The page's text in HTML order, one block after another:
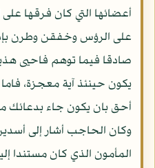
أعضائها التي كان فرقها
على الرؤس وخفقن وطرن
صادقا فيما توهم فاحيى
يكون حينئذ آية معجزة،
أحق بان يكون جاء بدعائك
وكان الحاجب أشار إلى
المأمون الذي كان مستندا